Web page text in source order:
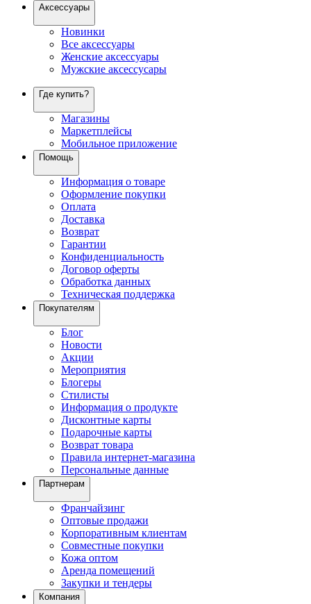
Аксессуары
Новинки
Все аксессуары
Женские аксессуары
Мужские аксессусары
Где купить?
Магазины
Маркетплейсы
Мобильное приложение
Помощь
Информация о товаре
Оформление покупки
Оплата
Доставка
Возврат
Гарантии
Конфиденциальность
Договор оферты
Обработка данных
Техническая поддержка
Покупателям
Блог
Новости
Акции
Мероприятия
Блогеры
Стилисты
Информация о продукте
Дисконтные карты
Подарочные карты
Возврат товара
Правила интернет-магазина
Персональные данные
Партнерам
Франчайзинг
Оптовые продажи
Корпоративным клиентам
Совместные покупки
Кожа оптом
Аренда помещений
Закупки и тендеры
Компания